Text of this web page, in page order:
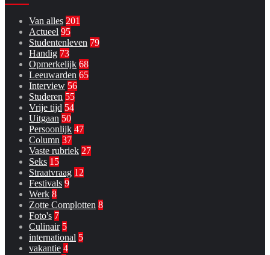
Van alles 201
Actueel 95
Studentenleven 79
Handig 73
Opmerkelijk 68
Leeuwarden 65
Interview 56
Studeren 55
Vrije tijd 54
Uitgaan 50
Persoonlijk 47
Column 37
Vaste rubriek 27
Seks 15
Straatvraag 12
Festivals 9
Werk 8
Zotte Complotten 8
Foto's 7
Culinair 5
international 5
vakantie 4